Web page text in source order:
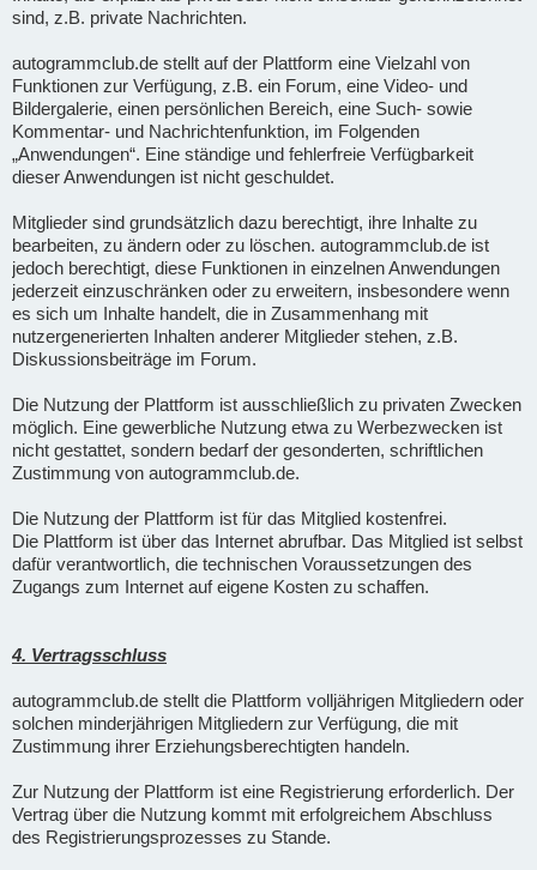
sind, z.B. private Nachrichten.
autogrammclub.de stellt auf der Plattform eine Vielzahl von
Funktionen zur Verfügung, z.B. ein Forum, eine Video- und
Bildergalerie, einen persönlichen Bereich, eine Such- sowie
Kommentar- und Nachrichtenfunktion, im Folgenden
„Anwendungen“. Eine ständige und fehlerfreie Verfügbarkeit
dieser Anwendungen ist nicht geschuldet.
Mitglieder sind grundsätzlich dazu berechtigt, ihre Inhalte zu
bearbeiten, zu ändern oder zu löschen. autogrammclub.de ist
jedoch berechtigt, diese Funktionen in einzelnen Anwendungen
jederzeit einzuschränken oder zu erweitern, insbesondere wenn
es sich um Inhalte handelt, die in Zusammenhang mit
nutzergenerierten Inhalten anderer Mitglieder stehen, z.B.
Diskussionsbeiträge im Forum.
Die Nutzung der Plattform ist ausschließlich zu privaten Zwecken
möglich. Eine gewerbliche Nutzung etwa zu Werbezwecken ist
nicht gestattet, sondern bedarf der gesonderten, schriftlichen
Zustimmung von autogrammclub.de.
Die Nutzung der Plattform ist für das Mitglied kostenfrei.
Die Plattform ist über das Internet abrufbar. Das Mitglied ist selbst
dafür verantwortlich, die technischen Voraussetzungen des
Zugangs zum Internet auf eigene Kosten zu schaffen.
4. Vertragsschluss
autogrammclub.de stellt die Plattform volljährigen Mitgliedern oder
solchen minderjährigen Mitgliedern zur Verfügung, die mit
Zustimmung ihrer Erziehungsberechtigten handeln.
Zur Nutzung der Plattform ist eine Registrierung erforderlich. Der
Vertrag über die Nutzung kommt mit erfolgreichem Abschluss
des Registrierungsprozesses zu Stande.